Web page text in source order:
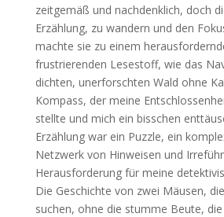
zeitgemäß und nachdenklich, doch
Erzählung, zu wandern und den
machte sie zu einem
frustrierenden Lesestoff, wie das
dichten, unerforschten Wald ohne
Kompass, der meine
stellte und mich ein bisschen
Erzählung war ein Puzzle, ein
Netzwerk von Hinweisen und
Herausforderung für meine
Die Geschichte von zwei Mäusen,
suchen, ohne die stumme Beute,